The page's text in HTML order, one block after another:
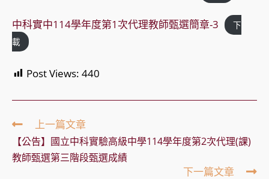
中科實中114學年度第1次代理教師甄選簡章-3
下
載
Post Views: 440
Read
more
articles
上一篇文章
【公告】國立中科實驗高級中學114學年度第2次代理(課)
教師甄選第三階段甄選成績
下一篇文章